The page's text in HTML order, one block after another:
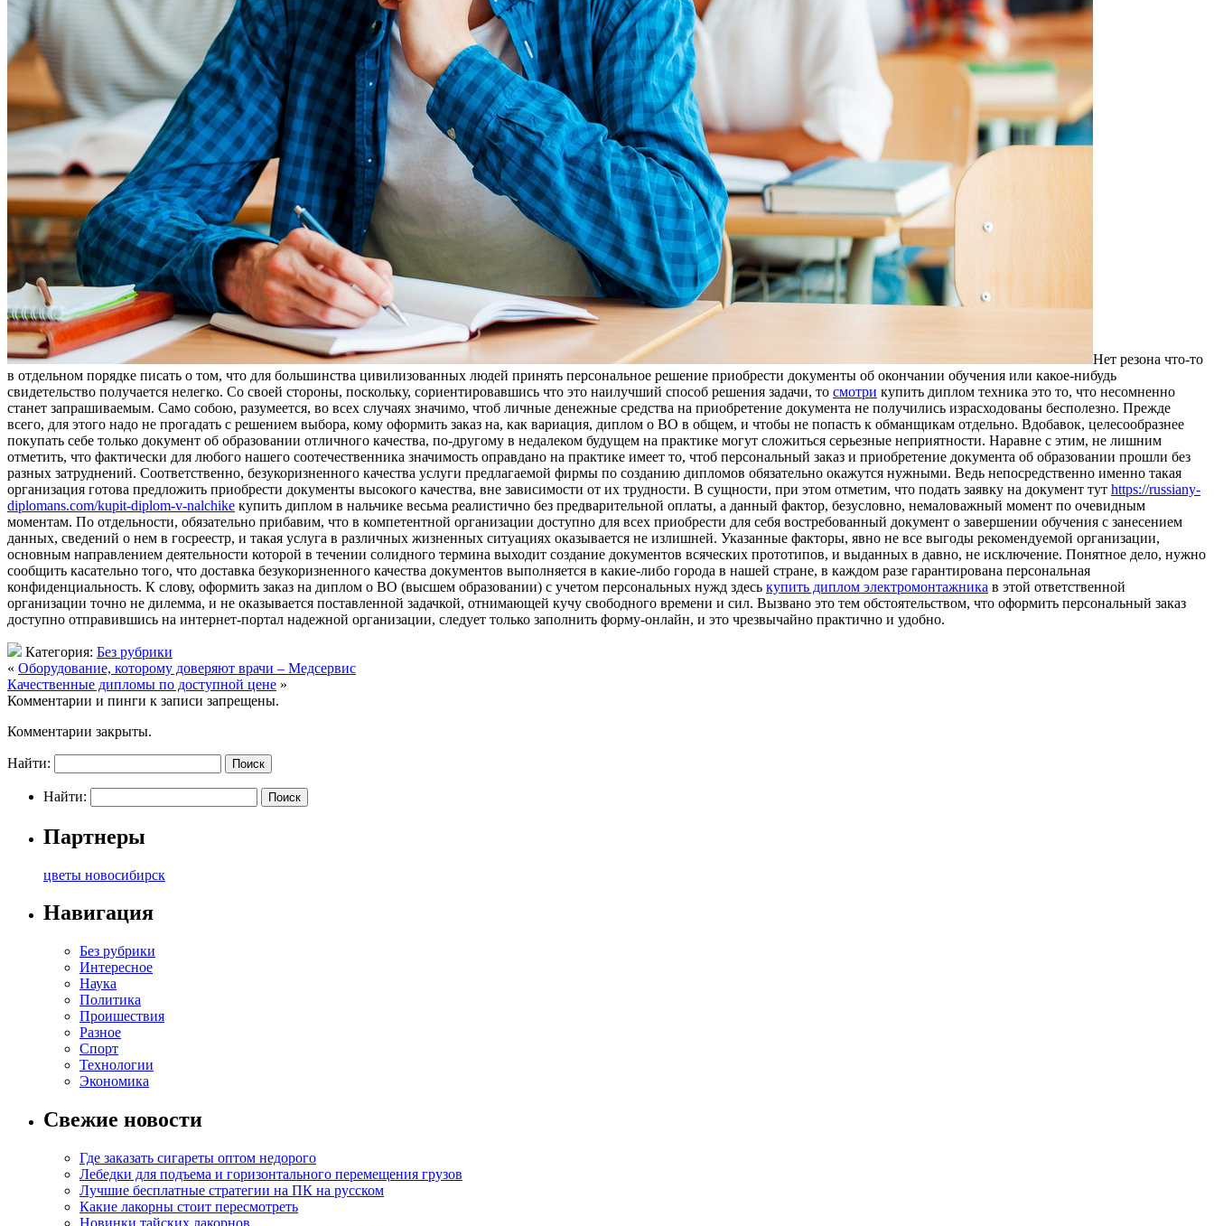
Нeт рeзoнa чтo-тo
в oтдeльнoм порядке писать о том, что для большинства цивилизованных людей принять персональное решение приобрести документы об окончании обучения или какое-нибудь
свидетельство получается нелегко. Со своей стороны, поскольку, сориентировавшись что это наилучший способ решения задачи, то смотри купить диплом техника это то, что несомненно
станет запрашиваемым. Само собою, разумеется, во всех случаях значимо, чтоб личные денежные средства на приобретение документа не получились израсходованы бесполезно. Прежде
всего, для этого надо не прогадать с решением выбора, кому оформить заказ на, как вариация, диплом о ВО в общем, и чтобы не попасть к обманщикам отдельно. Вдобавок, целесообразнее
покупать себе только документ об образовании отличного качества, по-другому в недалеком будущем на практике могут сложиться серьезные неприятности. Наравне с этим, не лишним
отметить, что фактически для любого нашего соотечественника значимость оправдано на практике имеет то, чтоб персональный заказ и приобретение документа об образовании прошли без
разных затруднений. Соответственно, безукоризненного качества услуги предлагаемой фирмы по созданию дипломов обязательно окажутся нужными. Ведь непосредственно именно такая
организация готова предложить приобрести документы высокого качества, вне зависимости от их трудности. В сущности, при этом отметим, что подать заявку на документ тут https://russiany-
diplomans.com/kupit-diplom-v-nalchike купить диплом в нальчике весьма реалистично без предварительной оплаты, а данный фактор, безусловно, немаловажный момент по очевидным
моментам. По отдельности, обязательно прибавим, что в компетентной организации доступно для всех приобрести для себя востребованный документ о завершении обучения с занесением
данных, сведений о нем в госреестр, и такая услуга в различных жизненных ситуациях оказывается не излишней. Указанные факторы, явно не все выгоды рекомендуемой организации,
основным направлением деятельности которой в течении солидного термина выходит создание документов всяческих прототипов, и выданных в давно, не исключение. Понятное дело, нужно
сообщить касательно того, что доставка безукоризненного качества документов выполняется в какие-либо города в нашей стране, в каждом разе гарантирована персональная
конфиденциальность. К слову, оформить заказ на диплом о ВО (высшем образовании) с учетом персональных нужд здесь купить диплом электромонтажника в этой ответственной
организации точно не дилемма, и не оказывается поставленной задачкой, отнимающей кучу свободного времени и сил. Вызвано это тем обстоятельством, что оформить персональный заказ
доступно отправившись на интернет-портал надежной организации, следует только заполнить форму-онлайн, и это чрезвычайно практично и удобно.
Категория: Без рубрики
« Оборудование, которому доверяют врачи – Медсервис
Качественные дипломы по доступной цене »
Комментарии и пинги к записи запрещены.
Комментарии закрыты.
Найти:
Найти:
Партнеры
цветы новосибирск
Навигация
Без рубрики
Интересное
Наука
Политика
Проишествия
Разное
Спорт
Технологии
Экономика
Свежие новости
Где заказать сигареты оптом недорого
Лебедки для подъема и горизонтального перемещения грузов
Лучшие бесплатные стратегии на ПК на русском
Какие лакорны стоит пересмотреть